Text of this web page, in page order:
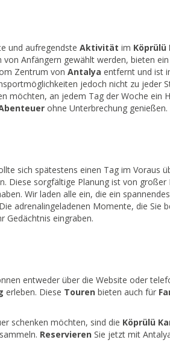
und aufregendste Aktivität im Köprülü
Anfängern gewählt werden, bieten
Zentrum von Antalya entfernt und ist
jedoch nicht zu jeder
möchten, an jedem Tag der Woche ein
ohne Unterbrechung genießen.
sich spätestens einen Tag im Voraus
Diese sorgfältige Planung ist von
Wir laden alle ein, die ein
adrenalingeladenen Momente, die Sie
Gedächtnis eingraben.
entweder über die Website oder
erleben. Diese Touren bieten auch für
schenken möchten, sind die Köprülü
Reservieren Sie jetzt mit